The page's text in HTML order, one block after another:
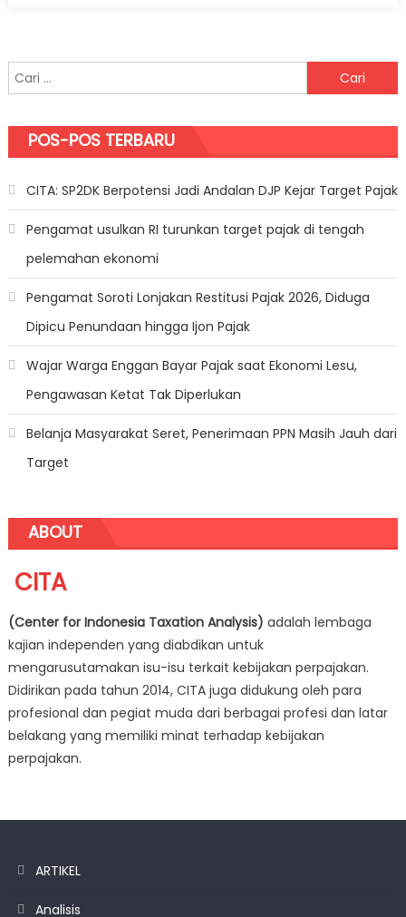
Cari untuk:
POS-POS TERBARU
CITA: SP2DK Berpotensi Jadi Andalan DJP Kejar Target Pajak
Pengamat usulkan RI turunkan target pajak di tengah
pelemahan ekonomi
Pengamat Soroti Lonjakan Restitusi Pajak 2026, Diduga
Dipicu Penundaan hingga Ijon Pajak
Wajar Warga Enggan Bayar Pajak saat Ekonomi Lesu,
Pengawasan Ketat Tak Diperlukan
Belanja Masyarakat Seret, Penerimaan PPN Masih Jauh dari
Target
ABOUT
CITA
(Center for Indonesia Taxation Analysis) adalah lembaga
kajian independen yang diabdikan untuk
mengarusutamakan isu-isu terkait kebijakan perpajakan.
Didirikan pada tahun 2014, CITA juga didukung oleh para
profesional dan pegiat muda dari berbagai profesi dan latar
belakang yang memiliki minat terhadap kebijakan
perpajakan.
ARTIKEL
Analisis